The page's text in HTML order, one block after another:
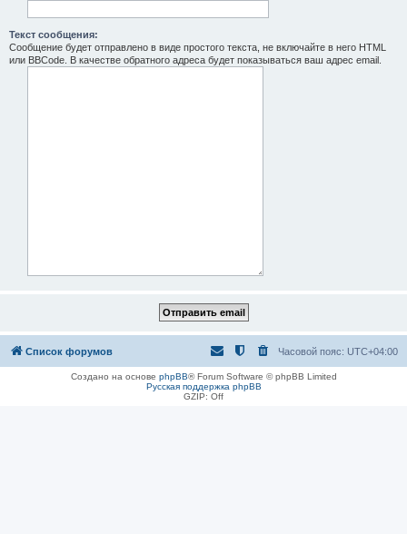
Текст сообщения:
Сообщение будет отправлено в виде простого текста, не включайте в него HTML
или BBCode. В качестве обратного адреса будет показываться ваш адрес email.
Список форумов Часовой пояс: UTC+04:00
Создано на основе phpBB® Forum Software © phpBB Limited
Русская поддержка phpBB
GZIP: Off